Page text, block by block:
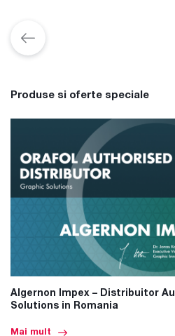
Produse si oferte speciale
Algernon Impex – Distribuitor
Solutions in Romania
Mai mult